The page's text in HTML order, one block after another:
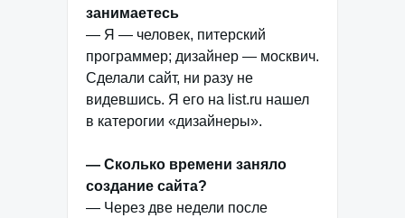
занимаетесь
— Я — человек, питерский
программер; дизайнер — москвич.
Сделали сайт, ни разу не
видевшись. Я его на list.ru нашел
в катерогии «дизайнеры».
— Сколько времени заняло
создание сайта?
— Через две недели после